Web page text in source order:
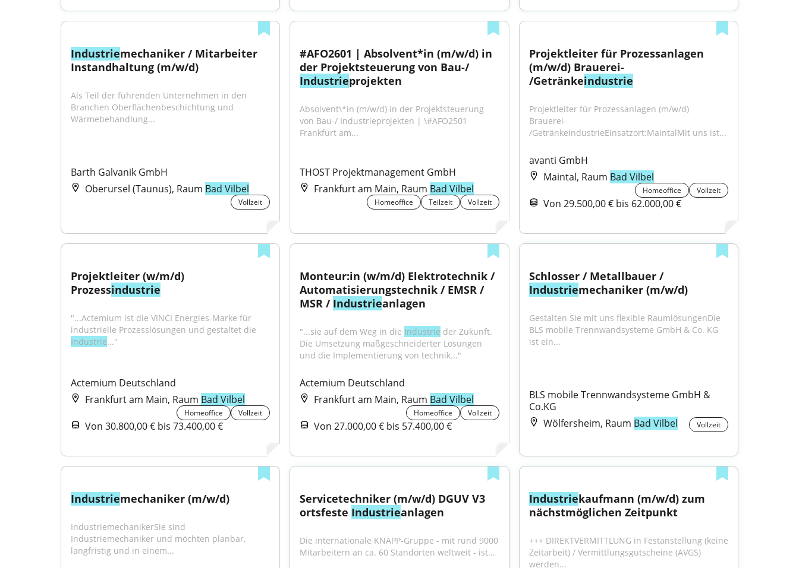
Industriemechaniker / Mitarbeiter
Instandhaltung (m/w/d)
Als Teil der führenden Unternehmen in den
Branchen Oberflächenbeschichtung und
Wärmebehandlung...
Barth Galvanik GmbH
Oberursel (Taunus), Raum Bad Vilbel
Vollzeit
#AFO2601 | Absolvent*in (m/w/d) in
der Projektsteuerung von Bau-/
Industrieprojekten
Absolvent\*in (m/w/d) in der Projektsteuerung
von Bau-/ Industrieprojekten | \#AFO2501
Frankfurt am...
THOST Projektmanagement GmbH
Frankfurt am Main, Raum Bad Vilbel
Homeoffice Teilzeit Vollzeit
Projektleiter für Prozessanlagen
(m/w/d) Brauerei-
/Getränkeindustrie
Projektleiter für Prozessanlagen (m/w/d)
Brauerei-
/GetränkeindustrieEinsatzort:MaintalMit uns ist...
avanti GmbH
Maintal, Raum Bad Vilbel
Homeoffice Vollzeit
Von 29.500,00 € bis 62.000,00 €
Projektleiter (w/m/d)
Prozessindustrie
"...Actemium ist die VINCI Energies-Marke für
Industrie..."
Actemium Deutschland
Frankfurt am Main, Raum Bad Vilbel
Homeoffice Vollzeit
Von 30.800,00 € bis 73.400,00 €
Monteur:in (w/m/d) Elektrotechnik /
Automatisierungstechnik / EMSR /
MSR / Industrieanlagen
"...sie auf dem Weg in die Industrie der Zukunft.
Die Umsetzung maßgeschneiderter Lösungen
und die Implementierung von technik..."
Actemium Deutschland
Frankfurt am Main, Raum Bad Vilbel
Homeoffice Vollzeit
Von 27.000,00 € bis 57.400,00 €
Schlosser / Metallbauer /
Industriemechaniker (m/w/d)
Gestalten Sie mit uns flexible RaumlösungenDie
BLS mobile Trennwandsysteme GmbH & Co. KG
ist ein...
BLS mobile Trennwandsysteme GmbH &
Co.KG
Wölfersheim, Raum Bad Vilbel Vollzeit
Industriemechaniker (m/w/d)
IndustriemechanikerSie sind
Industriemechaniker und möchten planbar,
langfristig und in einem...
Servicetechniker (m/w/d) DGUV V3
ortsfeste Industrieanlagen
Die internationale KNAPP-Gruppe - mit rund 9000
Mitarbeitern an ca. 60 Standorten weltweit - ist...
Industriekaufmann (m/w/d) zum
nächstmöglichen Zeitpunkt
+++ DIREKTVERMITTLUNG in Festanstellung (keine
Zeitarbeit) / Vermittlungsgutscheine (AVGS)
werden...